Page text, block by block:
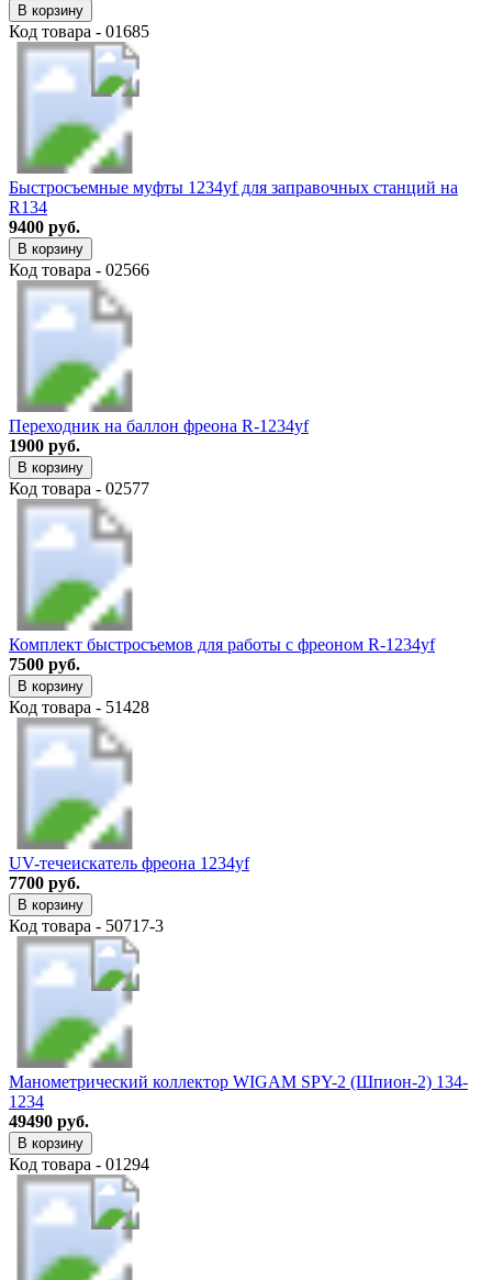
В корзину
Код товара - 01685
Быстросъемные муфты 1234yf для заправочных станций на
R134
9400 руб.
В корзину
Код товара - 02566
Переходник на баллон фреона R-1234yf
1900 руб.
В корзину
Код товара - 02577
Комплект быстросъемов для работы с фреоном R-1234yf
7500 руб.
В корзину
Код товара - 51428
UV-течеискатель фреона 1234yf
7700 руб.
В корзину
Код товара - 50717-3
Манометрический коллектор WIGAM SPY-2 (Шпион-2) 134-
1234
49490 руб.
В корзину
Код товара - 01294